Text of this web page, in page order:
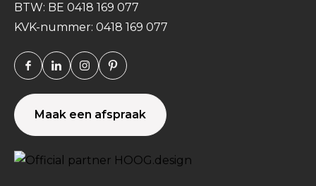
BTW: BE 0418 169 077
KVK-nummer: 0418 169 077
Facebook
LinkedinInstagramPinterest
Maak een afspraak